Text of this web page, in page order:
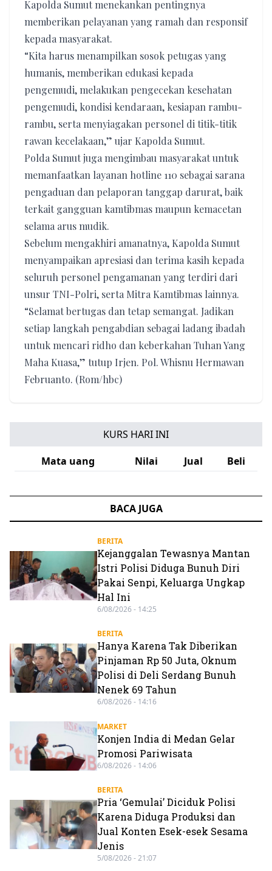
Kapolda Sumut menekankan pentingnya
memberikan pelayanan yang ramah dan responsif
kepada masyarakat.
“Kita harus menampilkan sosok petugas yang
humanis, memberikan edukasi kepada
pengemudi, melakukan pengecekan kesehatan
pengemudi, kondisi kendaraan, kesiapan rambu-
rambu, serta menyiagakan personel di titik-titik
rawan kecelakaan,” ujar Kapolda Sumut.
Polda Sumut juga mengimbau masyarakat untuk
memanfaatkan layanan hotline 110 sebagai sarana
pengaduan dan pelaporan tanggap darurat, baik
terkait gangguan kamtibmas maupun kemacetan
selama arus mudik.
Sebelum mengakhiri amanatnya, Kapolda Sumut
menyampaikan apresiasi dan terima kasih kepada
seluruh personel pengamanan yang terdiri dari
unsur TNI-Polri, serta Mitra Kamtibmas lainnya.
“Selamat bertugas dan tetap semangat. Jadikan
setiap langkah pengabdian sebagai ladang ibadah
untuk mencari ridho dan keberkahan Tuhan Yang
Maha Kuasa,” tutup Irjen. Pol. Whisnu Hermawan
Februanto. (Rom/hbc)
KURS HARI INI
Mata uang
Nilai Jual Beli
BACA JUGA
BERITA
Kejanggalan Tewasnya Mantan
Istri Polisi Diduga Bunuh Diri
Pakai Senpi, Keluarga Ungkap
Hal Ini
6/08/2026 - 14:25
BERITA
Hanya Karena Tak Diberikan
Pinjaman Rp 50 Juta, Oknum
Polisi di Deli Serdang Bunuh
Nenek 69 Tahun
6/08/2026 - 14:16
MARKET
Konjen India di Medan Gelar
Promosi Pariwisata
6/08/2026 - 14:06
BERITA
Pria ‘Gemulai’ Diciduk Polisi
Karena Diduga Produksi dan
Jual Konten Esek-esek Sesama
Jenis
5/08/2026 - 21:07